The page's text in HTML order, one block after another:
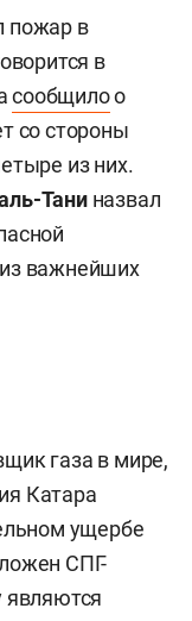
пожар в
в
сообщилоо
со стороны
из них.
Таниназвал
важнейших
газа в мире,
Катара
ущербе
СПГ-
являются